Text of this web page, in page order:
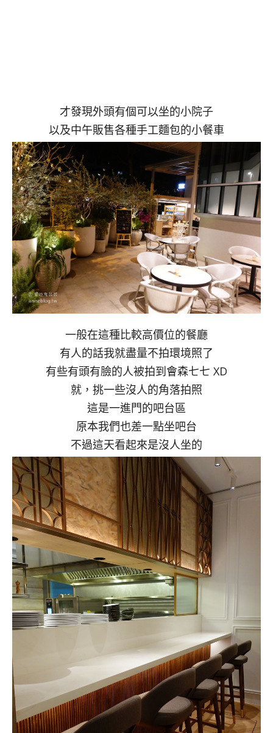
才發現外頭有個可以坐的小院子
以及中午販售各種手工麵包的小餐車
一般在這種比較高價位的餐廳
有人的話我就盡量不拍環境照了
有些有頭有臉的人被拍到會森七七 XD
就，挑一些沒人的角落拍照
這是一進門的吧台區
原本我們也差一點坐吧台
不過這天看起來是沒人坐的